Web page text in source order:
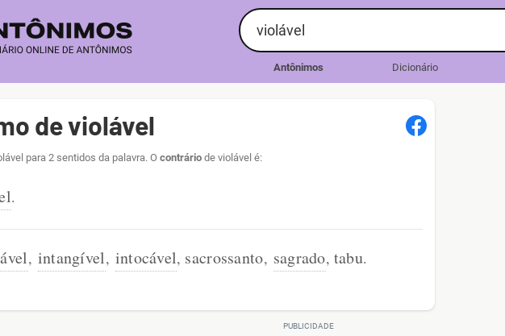
Antônimos Dicionário
de violável
para 2 sentidos da palavra. O contrário de violável é:
.
, intangível, intocável, sacrossanto, sagrado, tabu.